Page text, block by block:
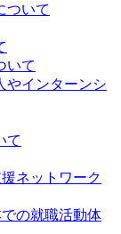
ついて
いて
やインターンシ
て
ネットワーク
の就職活動体